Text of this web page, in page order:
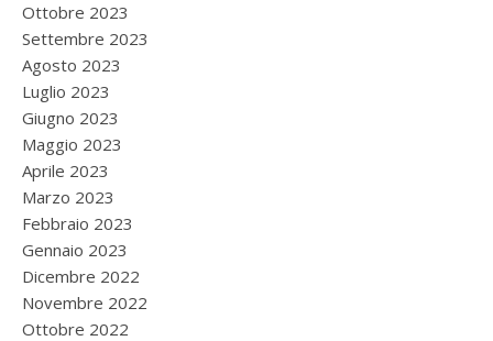
Ottobre 2023
Settembre 2023
Agosto 2023
Luglio 2023
Giugno 2023
Maggio 2023
Aprile 2023
Marzo 2023
Febbraio 2023
Gennaio 2023
Dicembre 2022
Novembre 2022
Ottobre 2022